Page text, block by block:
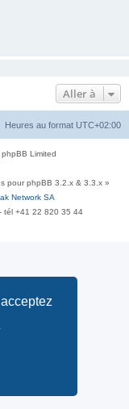
Aller à
Heures au format UTC+02:00
Limited
pour phpBB 3.2.x & 3.3.x »
Network SA
tél +41 22 820 35 44